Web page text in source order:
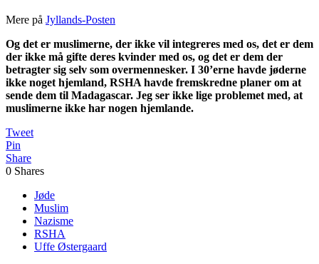
Mere på Jyllands-Posten
Og det er muslimerne, der ikke vil integreres med os, det er dem
der ikke må gifte deres kvinder med os, og det er dem der
betragter sig selv som overmennesker. I 30’erne havde jøderne
ikke noget hjemland, RSHA havde fremskredne planer om at
sende dem til Madagascar. Jeg ser ikke lige problemet med, at
muslimerne ikke har nogen hjemlande.
Tweet
Pin
Share
0 Shares
Jøde
Muslim
Nazisme
RSHA
Uffe Østergaard